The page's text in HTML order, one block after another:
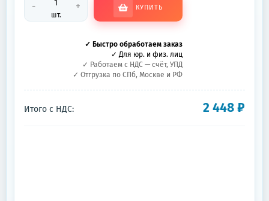
-
шт.
+ КУПИТЬ
✓ Быстро обработаем заказ
✓ Для юр. и физ. лиц
✓ Работаем с НДС — счёт, УПД
✓ Отгрузка по СПб, Москве и РФ
Итого с НДС: 2 448₽